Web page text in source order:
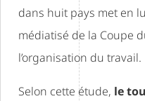
dans huit pays met en
médiatisé de la Coupe
l’organisation du travail.
Selon cette étude, le